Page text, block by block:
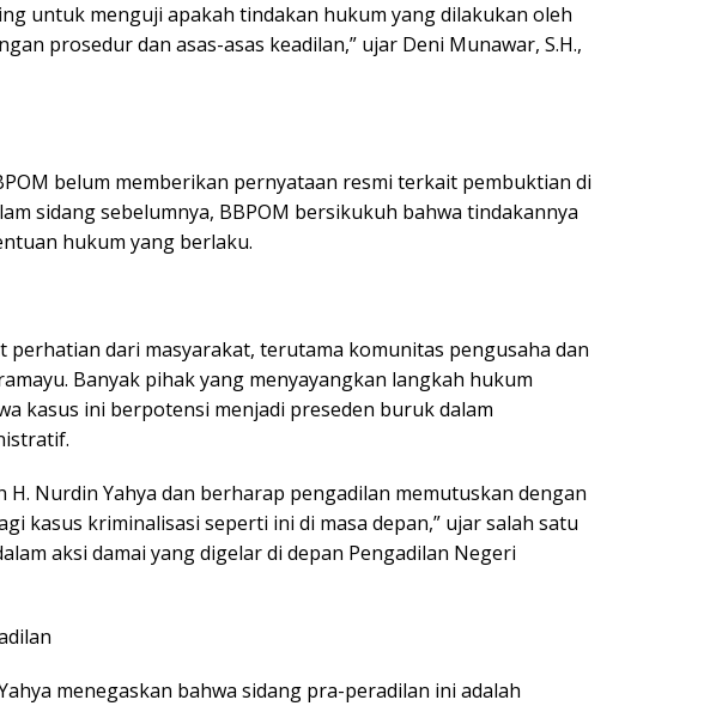
untuk menguji apakah tindakan hukum yang dilakukan oleh
prosedur dan asas-asas keadilan,” ujar Deni Munawar, S.H.,
belum memberikan pernyataan resmi terkait pembuktian di
sidang sebelumnya, BBPOM bersikukuh bahwa tindakannya
hukum yang berlaku.
perhatian dari masyarakat, terutama komunitas pengusaha dan
Banyak pihak yang menyayangkan langkah hukum
kasus ini berpotensi menjadi preseden buruk dalam
H. Nurdin Yahya dan berharap pengadilan memutuskan dengan
kasus kriminalisasi seperti ini di masa depan,” ujar salah satu
aksi damai yang digelar di depan Pengadilan Negeri
menegaskan bahwa sidang pra-peradilan ini adalah